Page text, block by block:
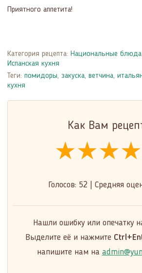
Приятного аппетита!
Категория рецепта: Национальные блюда
Испанская кухня
Теги: помидоры, закуска, ветчина,
кухня
Как Вам
Голосов: 52 Средняя
Нашли ошибку или опечатку
Выделите её и нажмите
напишите нам на